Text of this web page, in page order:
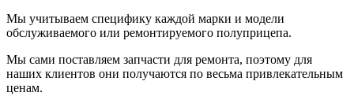
Мы учитываем специфику каждой марки и модели
обслуживаемого или ремонтируемого полуприцепа.
Мы сами поставляем запчасти для ремонта, поэтому для
наших клиентов они получаются по весьма привлекательным
ценам.